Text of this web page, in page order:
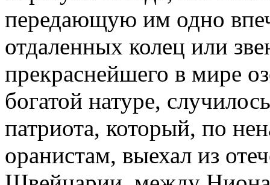
передающую им одно
отдаленных колец или
прекраснейшего в мире
богатой натуре,
патриота, который, по
оранистам, выехал из